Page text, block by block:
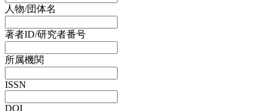
人物/団体名
著者ID/研究者番号
所属機関
ISSN
DOI